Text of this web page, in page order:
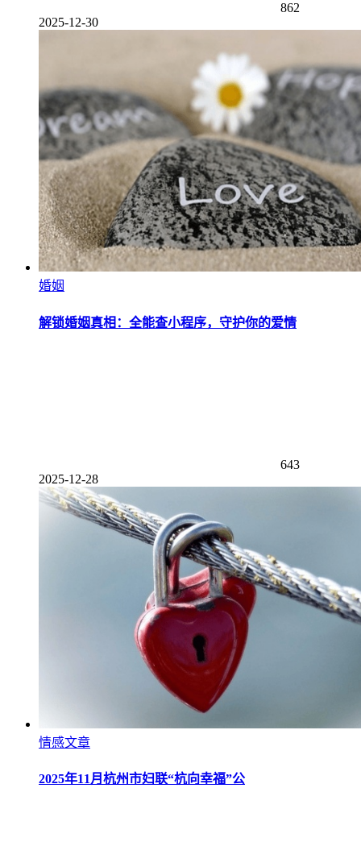
862
2025-12-30
婚姻
解锁婚姻真相：全能查小程序，守护你的爱情
643
2025-12-28
情感文章
2025年11月杭州市妇联“杭向幸福”公